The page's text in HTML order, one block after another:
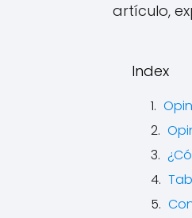
artículo,
Index